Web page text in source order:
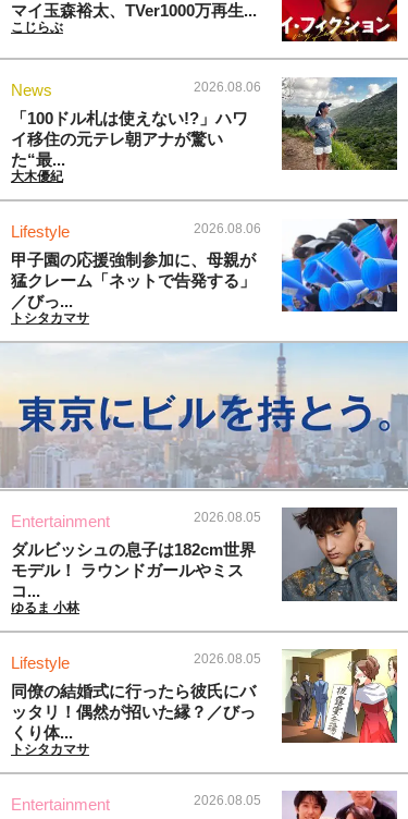
マイ玉森裕太、TVer1000万再生...
こじらぶ
News 2026.08.06
「100ドル札は使えない!?」ハワ
イ移住の元テレ朝アナが驚い
た“最...
大木優紀
Lifestyle 2026.08.06
甲子園の応援強制参加に、母親が
猛クレーム「ネットで告発する」
／びっ...
トシタカマサ
Entertainment 2026.08.05
ダルビッシュの息子は182cm世界
モデル！ ラウンドガールやミス
コ...
ゆるま 小林
Lifestyle 2026.08.05
同僚の結婚式に行ったら彼氏にバ
ッタリ！偶然が招いた縁？／びっ
くり体...
トシタカマサ
Entertainment 2026.08.05